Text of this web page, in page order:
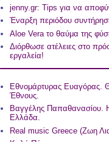
jenny.gr: Tips για να
Έναρξη περιόδου
Aloe Vera το θαύμα της
Διόρθωσε ατέλειες στο
εργαλεία!
Εθνομάρτυρας Ευαγόρας.
Έθνους.
Βαγγέλης Παπαθανασίου.
Ελλάδα.
Real music Greece (Ζωη